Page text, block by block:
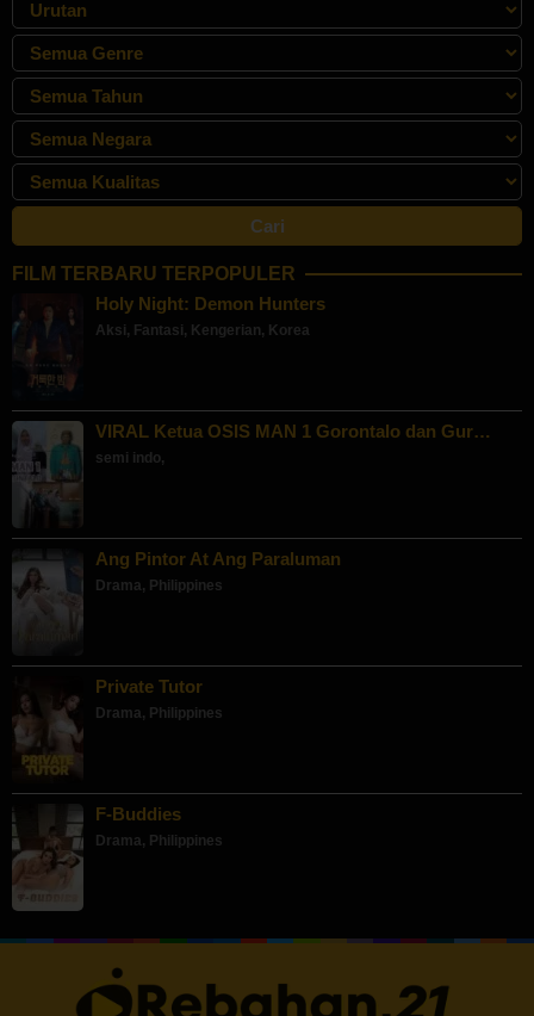
FILM TERBARU TERPOPULER
Holy Night: Demon Hunters
Aksi, Fantasi, Kengerian, Korea
VIRAL Ketua OSIS MAN 1 Gorontalo dan Gur…
semi indo,
Ang Pintor At Ang Paraluman
Drama, Philippines
Private Tutor
Drama, Philippines
F-Buddies
Drama, Philippines